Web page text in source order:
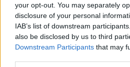
your opt-out. You may separately
disclosure of your personal
IAB’s list of downstream
also be disclosed by us to third
Downstream Participants that may